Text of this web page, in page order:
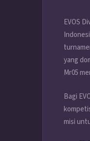
EVOS
yang
Mr05
Bagi
misi